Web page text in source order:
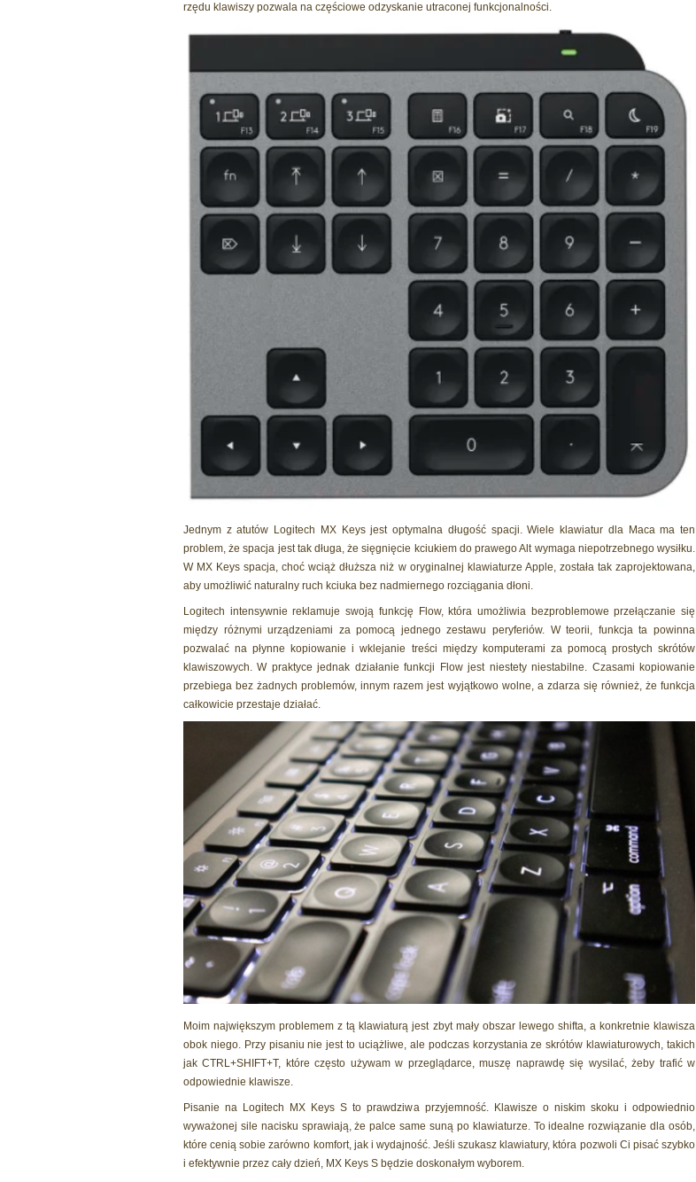
rzędu klawiszy pozwala na częściowe odzyskanie utraconej funkcjonalności.
Jednym z atutów Logitech MX Keys jest optymalna długość spacji. Wiele klawiatur dla Maca ma ten
problem, że spacja jest tak długa, że sięgnięcie kciukiem do prawego Alt wymaga niepotrzebnego wysiłku.
W MX Keys spacja, choć wciąż dłuższa niż w oryginalnej klawiaturze Apple, została tak zaprojektowana,
aby umożliwić naturalny ruch kciuka bez nadmiernego rozciągania dłoni.
Logitech intensywnie reklamuje swoją funkcję Flow, która umożliwia bezproblemowe przełączanie się
między różnymi urządzeniami za pomocą jednego zestawu peryferiów. W teorii, funkcja ta powinna
pozwalać na płynne kopiowanie i wklejanie treści między komputerami za pomocą prostych skrótów
klawiszowych. W praktyce jednak działanie funkcji Flow jest niestety niestabilne. Czasami kopiowanie
przebiega bez żadnych problemów, innym razem jest wyjątkowo wolne, a zdarza się również, że funkcja
całkowicie przestaje działać.
Moim największym problemem z tą klawiaturą jest zbyt mały obszar lewego shifta, a konkretnie klawisza
obok niego. Przy pisaniu nie jest to uciążliwe, ale podczas korzystania ze skrótów klawiaturowych, takich
jak CTRL+SHIFT+T, które często używam w przeglądarce, muszę naprawdę się wysilać, żeby trafić w
odpowiednie klawisze.
Pisanie na Logitech MX Keys S to prawdziwa przyjemność. Klawisze o niskim skoku i odpowiednio
wyważonej sile nacisku sprawiają, że palce same suną po klawiaturze. To idealne rozwiązanie dla osób,
które cenią sobie zarówno komfort, jak i wydajność. Jeśli szukasz klawiatury, która pozwoli Ci pisać szybko
i efektywnie przez cały dzień, MX Keys S będzie doskonałym wyborem.